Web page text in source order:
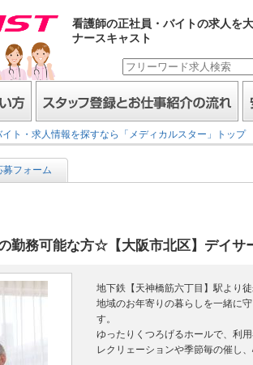
看護師の正社員・バイトの求人を
ナースキャスト
スタッフ登録とお仕事紹介の流れ
ト・求人情報を探すなら「メディカルスター」トップ
募フォーム
務可能な方☆【大阪市北区】デイサ
地下鉄【天神橋筋六丁目】駅より
地域のお年寄りの暮らしを一緒に
す。
ゆったりくつろげるホールで、利
レクリェーションや季節毎の催し